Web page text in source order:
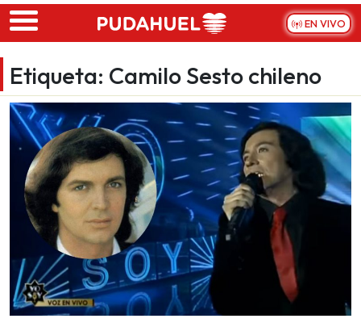
Skip to main content
EN VIVO
Etiqueta: Camilo Sesto chileno